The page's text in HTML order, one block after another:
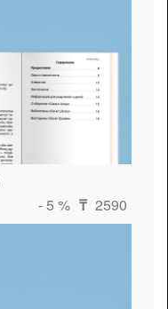
- 5 % ₸ 2590